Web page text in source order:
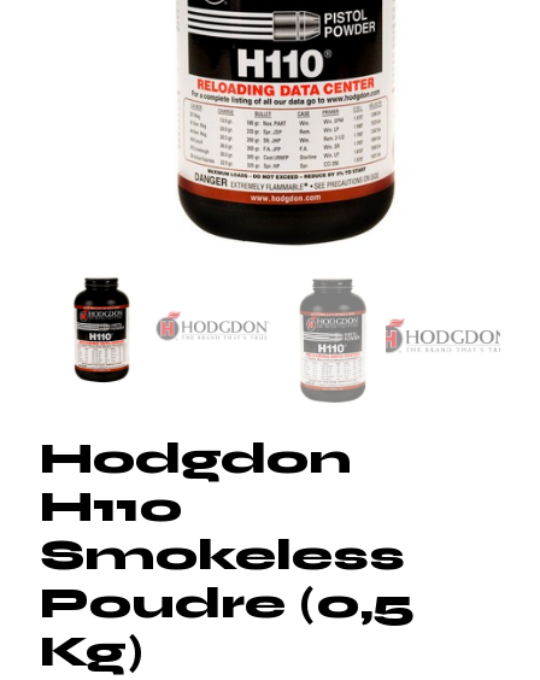
Hodgdon
H110
Smokeless
Poudre (0,5
Kg)